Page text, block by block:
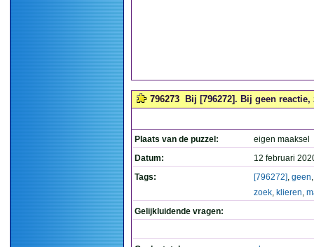
796273 Bij [796272]. Bij geen
Plaats van de puzzel:
eigen maaksel
Datum:
12 februari
Tags:
[796272], geen
zoek, klieren,
Gelijkluidende vragen: